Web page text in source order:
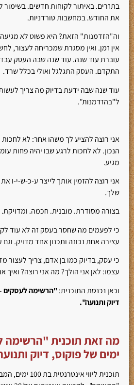
בתזרים. באיתור לקוחות חדשים. בשימור
את החודש. במחשבות טורדניות.
וה"הזדמנות" הזאת? היא פשוט לא מגיעה.
אין זמן. ואין מסגרת שמכריחה לעצור,
עוברת עוד שנה. עוד שנה שבה העסק
התקדם. העסק התגלגל ואולי בכלל שרד.
עוד שנה שבה ידעת בדיוק מה צריך
ל"בהזדמנות".
אני רוצה להציע לך משהו אחר: לא
הנכון. לא לחכות לרגע שבו יהיה פחות
מגיע.
אני רוצה להזמין אותך לייצר ע-כ-ש-י-ו
שלך.
בצורה מסודרת. מובנית. חכמה. ומדויקת.
כי לפעמים מה שחסר בעסק זה לא עוד
עצירה אחת נכונה ותכנון אחד מדויק. וגם
כי עסק, בדיוק כמו בן אדם, צריך לעצור
עצמו: לאן אני הולך? מה אני רוצה? ואיך
וכאן נכנסת התוכנית:
דיוק ותנועה".
ימים של פוקוס, דיוק
תוכנית ליווי